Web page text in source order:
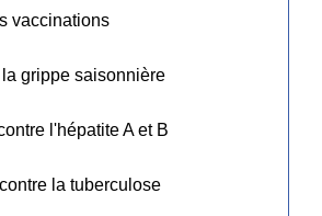
vaccinations
grippe saisonnière
l'hépatite A et B
la tuberculose